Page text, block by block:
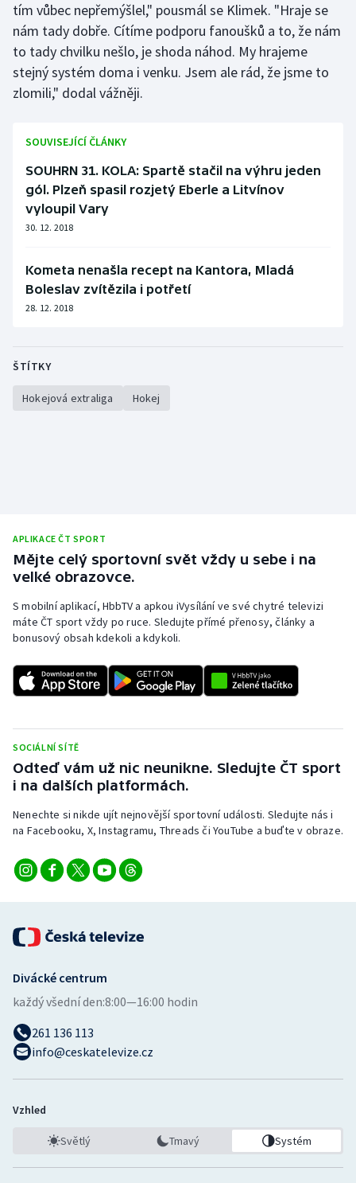
tím vůbec nepřemýšlel," pousmál se Klimek. "Hraje se
nám tady dobře. Cítíme podporu fanoušků a to, že nám
to tady chvilku nešlo, je shoda náhod. My hrajeme
stejný systém doma i venku. Jsem ale rád, že jsme to
zlomili," dodal vážněji.
SOUVISEJÍCÍ ČLÁNKY
SOUHRN 31. KOLA: Spartě stačil na výhru jeden
gól. Plzeň spasil rozjetý Eberle a Litvínov
vyloupil Vary
30. 12. 2018
Kometa nenašla recept na Kantora, Mladá
Boleslav zvítězila i potřetí
28. 12. 2018
ŠTÍTKY
Hokejová extraliga Hokej
APLIKACE ČT SPORT
Mějte celý sportovní svět vždy u sebe i na
velké obrazovce.
S mobilní aplikací, HbbTV a apkou iVysílání ve své chytré televizi
máte ČT sport vždy po ruce. Sledujte přímé přenosy, články a
bonusový obsah kdekoli a kdykoli.
SOCIÁLNÍ SÍTĚ
Odteď vám už nic neunikne. Sledujte ČT sport
i na dalších platformách.
Nenechte si nikde ujít nejnovější sportovní události. Sledujte nás i
na Facebooku, X, Instagramu, Threads či YouTube a buďte v obraze.
Divácké centrum
každý všední den:8:00—16:00 hodin
261 136 113
info@ceskatelevize.cz
Vzhled
Světlý Tmavý Systém